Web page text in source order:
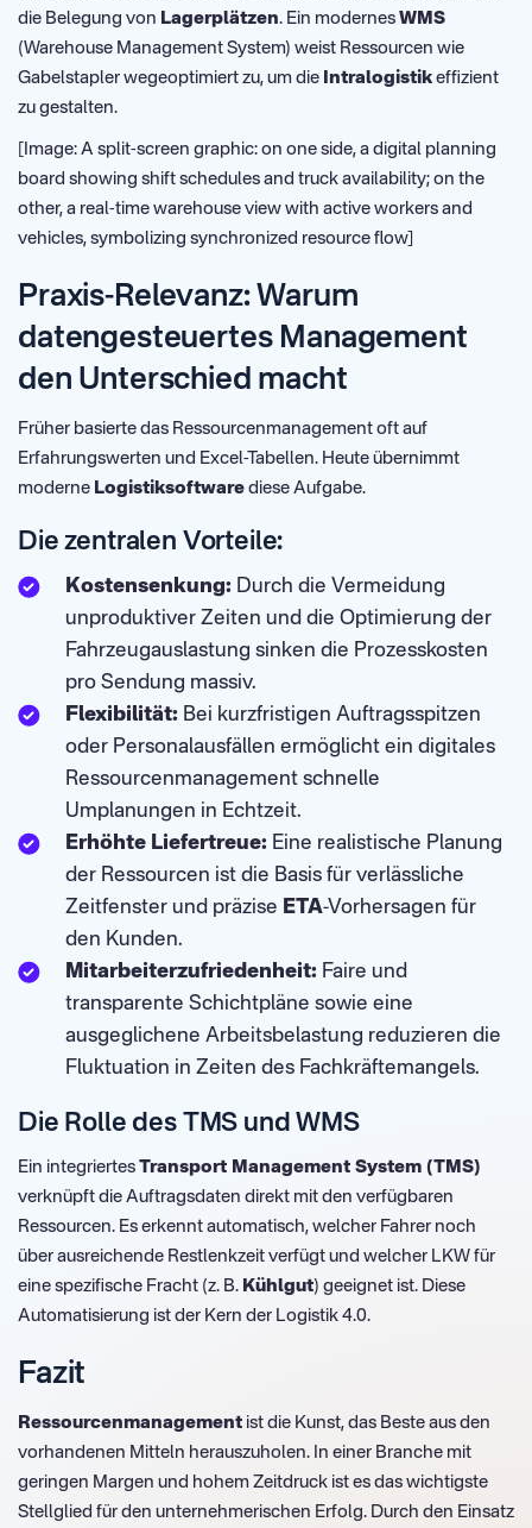
die Belegung von Lagerplätzen. Ein modernes WMS
(Warehouse Management System) weist Ressourcen wie
Gabelstapler wegeoptimiert zu, um die Intralogistik effizient
zu gestalten.
[Image: A split-screen graphic: on one side, a digital planning
board showing shift schedules and truck availability; on the
other, a real-time warehouse view with active workers and
vehicles, symbolizing synchronized resource flow]
Praxis-Relevanz: Warum
datengesteuertes Management
den Unterschied macht
Früher basierte das Ressourcenmanagement oft auf
Erfahrungswerten und Excel-Tabellen. Heute übernimmt
moderne Logistiksoftware diese Aufgabe.
Die zentralen Vorteile:
Kostensenkung: Durch die Vermeidung
unproduktiver Zeiten und die Optimierung der
Fahrzeugauslastung sinken die Prozesskosten
pro Sendung massiv.
Flexibilität: Bei kurzfristigen Auftragsspitzen
oder Personalausfällen ermöglicht ein digitales
Ressourcenmanagement schnelle
Umplanungen in Echtzeit.
Erhöhte Liefertreue: Eine realistische Planung
der Ressourcen ist die Basis für verlässliche
Zeitfenster und präzise ETA-Vorhersagen für
den Kunden.
Mitarbeiterzufriedenheit: Faire und
transparente Schichtpläne sowie eine
ausgeglichene Arbeitsbelastung reduzieren die
Fluktuation in Zeiten des Fachkräftemangels.
Die Rolle des TMS und WMS
Ein integriertes Transport Management System (TMS)
verknüpft die Auftragsdaten direkt mit den verfügbaren
Ressourcen. Es erkennt automatisch, welcher Fahrer noch
über ausreichende Restlenkzeit verfügt und welcher LKW für
eine spezifische Fracht (z. B. Kühlgut) geeignet ist. Diese
Automatisierung ist der Kern der Logistik 4.0.
Fazit
Ressourcenmanagement ist die Kunst, das Beste aus den
vorhandenen Mitteln herauszuholen. In einer Branche mit
geringen Margen und hohem Zeitdruck ist es das wichtigste
Stellglied für den unternehmerischen Erfolg. Durch den Einsatz